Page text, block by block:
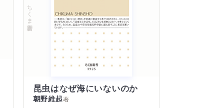
ちくま新書
昆虫はなぜ海にいないのか
朝野維起著